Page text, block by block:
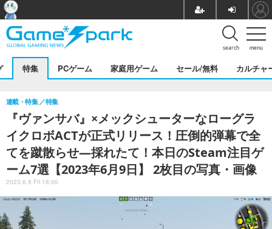
menu
search
特集 PCゲーム 家庭用ゲーム セール/無料 カルチャ
『ヴァンサバ』×メックシューターなローグラ
イクロボACTが正式リリース！圧倒的弾幕で全
てを蹴散らせ―採れたて！本日のSteam注目ゲ
ーム7選【2023年6月9日】 2枚目の写真・画像
連載・特集 特集
2023.6.9 Fri 18:00